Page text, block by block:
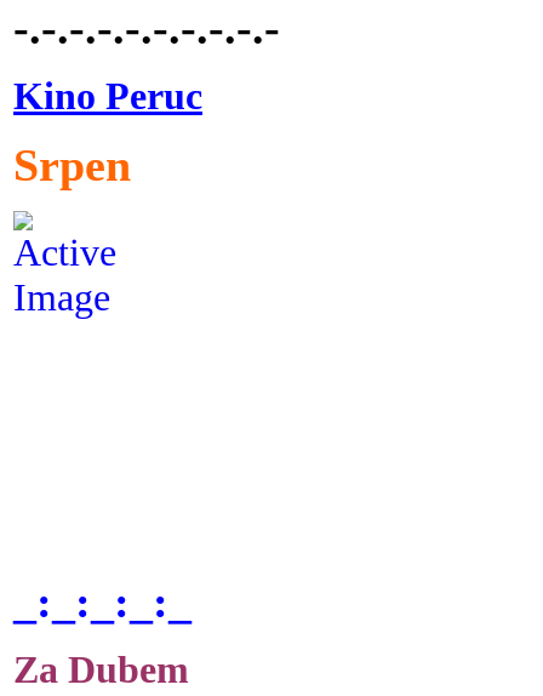
-.-.-.-.-.-.-.-.-.-
Kino Peruc
Srpen
_:_:_:_:_
Za Dubem